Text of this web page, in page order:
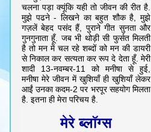
चलना पड़ा क्यूंकि यही तो जीवन की रीत है.
मुझे पढने - लिखने का बहुत शौक है, मुझे
गज़लें बेहद पसंद हैं, पुराने गीत सुनता और
गुनगुनाता हूँ. जब भी थोड़ी सी फुर्सत मिलती
है तो मन में चल रहे शब्दों को मन की डायरी
से निकाल कर सत्यता कर रूप दे देता हूँ. मेरी
शादी 13-नवम्बर-11 को मनीषा से हुई,
मनीषा मेरे जीवन में खुशियाँ ही खुशियाँ लेकर
आईं उनका कदम-2 पर भरपूर सहयोग मिलता
है. इतना ही मेरा परिचय है.
मेरे ब्लॉग्स